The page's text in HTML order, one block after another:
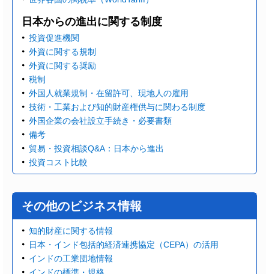
日本からの進出に関する制度
投資促進機関
外資に関する規制
外資に関する奨励
税制
外国人就業規制・在留許可、現地人の雇用
技術・工業および知的財産権供与に関わる制度
外国企業の会社設立手続き・必要書類
備考
貿易・投資相談Q&A：日本から進出
投資コスト比較
その他のビジネス情報
知的財産に関する情報
日本・インド包括的経済連携協定（CEPA）の活用
インドの工業団地情報